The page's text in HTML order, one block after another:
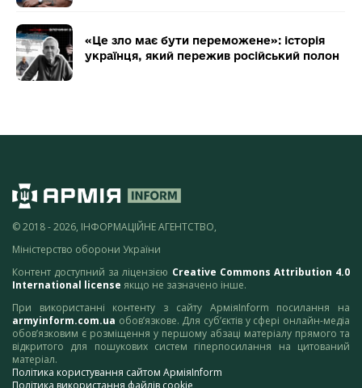
«Це зло має бути переможене»: історія
українця, який пережив російський полон
© 2018 - 2026, ІНФОРМАЦІЙНЕ АГЕНТСТВО,
Міністерство оборони України
Контент доступний за ліцензією Creative Commons Attribution 4.0
International license якщо не зазначено інше.
При використанні контенту з сайту АрміяInform посилання на
armyinform.com.ua обов’язкове. Для суб’єктів у сфері онлайн-медіа
обов’язковим є розміщення у першому абзаці матеріалу прямого та
відкритого для пошукових систем гіперпосилання на цитований
матеріал.
Політика користування сайтом АрміяInform
Політика використання файлів cookie